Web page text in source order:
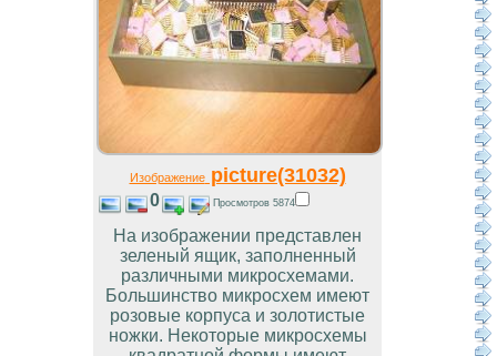
Изображениеpicture(31032)
0 Просмотров 5874
На изображении представлен
зеленый ящик, заполненный
различными микросхемами.
Большинство микросхем имеют
розовые корпуса и золотистые
ножки. Некоторые микросхемы